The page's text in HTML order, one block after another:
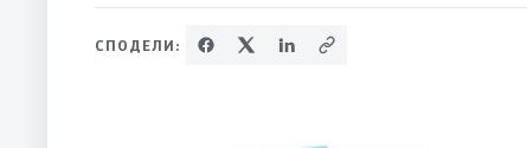
СПОДЕЛИ: